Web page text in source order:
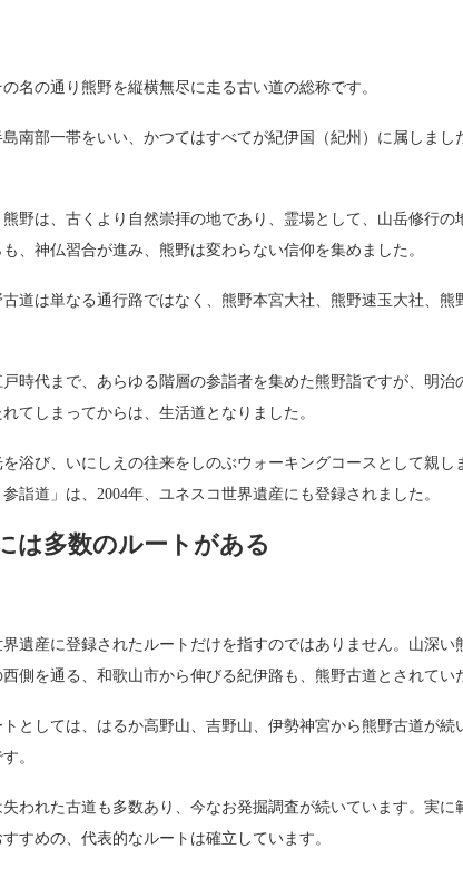
名の通り熊野を縦横無尽に走る古い道の総称です。
南部一帯をいい、かつてはすべてが紀伊国（紀州）に属しま
熊野は、古くより自然崇拝の地であり、霊場として、山岳修行
、神仏習合が進み、熊野は変わらない信仰を集めました。
道は単なる通行路ではなく、熊野本宮大社、熊野速玉大社、
時代まで、あらゆる階層の参詣者を集めた熊野詣ですが、明治
てしまってからは、生活道となりました。
浴び、いにしえの往来をしのぶウォーキングコースとして親
詣道」は、2004年、ユネスコ世界遺産にも登録されました。
は多数のルートがある
遺産に登録されたルートだけを指すのではありません。山深
側を通る、和歌山市から伸びる紀伊路も、熊野古道とされてい
としては、はるか高野山、吉野山、伊勢神宮から熊野古道が
。
われた古道も多数あり、今なお発掘調査が続いています。実
すめの、代表的なルートは確立しています。